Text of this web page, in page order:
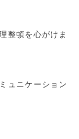
整頓を心がけま
ュニケーション